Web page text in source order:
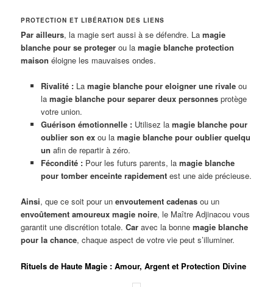
PROTECTION ET LIBÉRATION DES LIENS
Par ailleurs, la magie sert aussi à se défendre. Lamagie
blanche pour se proteger ou lamagie blanche protection
maison éloigne les mauvaises ondes.
Rivalité :La magie blanche pour eloigner une rivaleou
la magie blanche pour separer deux personnesprotège
votre union.
Guérison émotionnelle :Utilisez la magie blanche pour
oublier son exou la magie blanche pour oublier quelqu
un afin de repartir à zéro.
Fécondité :Pour les futurs parents, la magie blanche
pour tomber enceinte rapidementest une aide précieuse.
Ainsi, que ce soit pour unenvoutement cadenas ou un
envoûtement amoureux magie noire, le Maître Adjinacou vous
garantit une discrétion totale.Car avec la bonnemagie blanche
pour la chance, chaque aspect de votre vie peut s’illuminer.
Rituels de Haute Magie : Amour, Argent et Protection Divine